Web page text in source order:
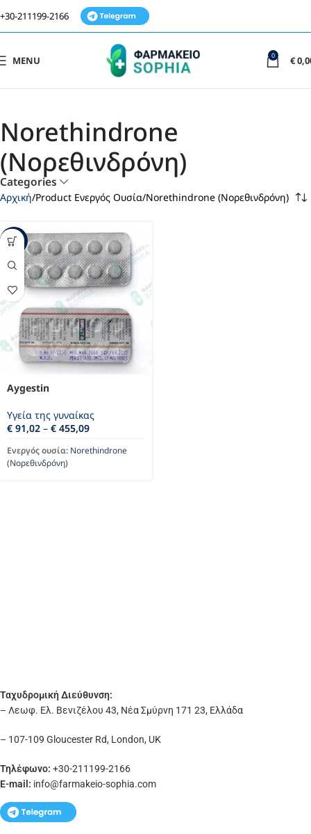
+30-211199-2166
MENU 0 €
Norethindrone
(Νορεθινδρόνη)
Categories
Αρχική Product Ενεργός Ουσία Norethindrone (Νορεθινδρόνη)
-17%
Aygestin
Υγεία της γυναίκας
€ 91,02 – € 455,09
Ενεργός ουσία: Norethindrone
(Νορεθινδρόνη)
Ταχυδρομική Διεύθυνση:
– Λεωφ. Ελ. Βενιζέλου 43, Νέα Σμύρνη 171 23, Ελλάδα
– 107-109 Gloucester Rd, London, UK
Τηλέφωνο: +30-211199-2166
E-mail: info@farmakeio-sophia.com